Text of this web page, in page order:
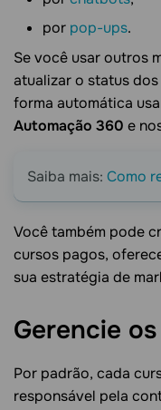
por pop-ups.
Se você usar outros
atualizar o status
forma automática
Automação 360 e
Saiba mais: Como
Você também pode
cursos pagos,
sua estratégia de
Gerencie os
Por padrão, cada
responsável pela